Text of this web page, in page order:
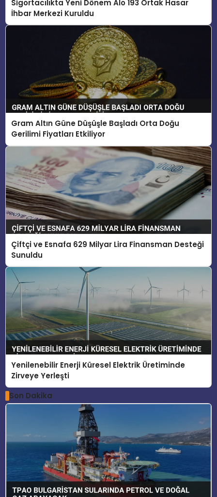
Sigortacılıkta Yeni Dönem Alo 193 Ortak Hasar
İhbar Merkezi Kuruldu
Gram Altın Güne Düşüşle Başladı Orta Doğu
Gerilimi Fiyatları Etkiliyor
Çiftçi ve Esnafa 629 Milyar Lira Finansman Desteği
Sunuldu
Yenilenebilir Enerji Küresel Elektrik Üretiminde
Zirveye Yerleşti
Son Dakika